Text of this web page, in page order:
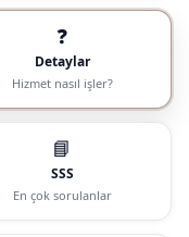
❓
Detaylar
Hizmet nasıl işler?
📘
SSS
En çok sorulanlar